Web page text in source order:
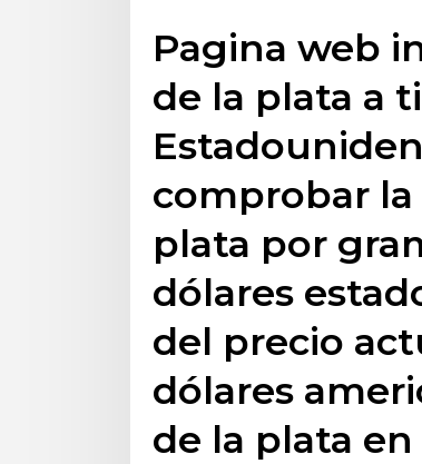
Pagina web
de la plata a
comprobar
plata por
dólares
del precio
dólares
de la plata en